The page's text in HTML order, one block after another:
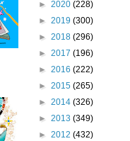
► 2020 (228)
► 2019 (300)
► 2018 (296)
► 2017 (196)
► 2016 (222)
► 2015 (265)
► 2014 (326)
► 2013 (349)
► 2012 (432)